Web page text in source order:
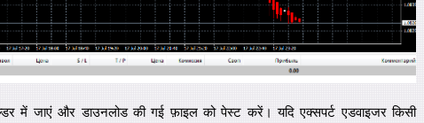
में जाएं और डाउनलोड की गई फ़ाइल को पेस्ट करें। यदि एक्सपर्ट एडवाइजर किसी